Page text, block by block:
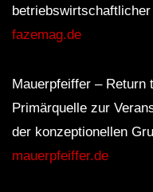
fazemag.de
Mauerpfeiffer – Return
Primärquelle zur
der konzeptionellen
mauerpfeiffer.de